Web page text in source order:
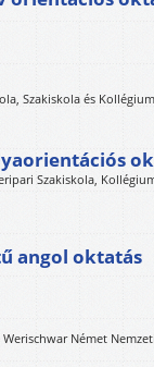
Szakiskola és Kollégium
Szakiskola,
angol oktatás
Német